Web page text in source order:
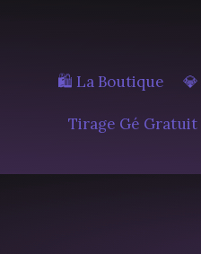
🛍️ La Boutique
Tirage Gé Gratuit